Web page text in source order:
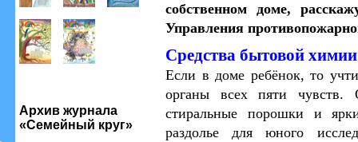
Архив журнала
«Семейный круг»
собственном доме,
Управления
Средства бытовой химии
Если в доме ребёнок, то
органы всех пяти чувств.
стиральные порошки и
раздолье для юного